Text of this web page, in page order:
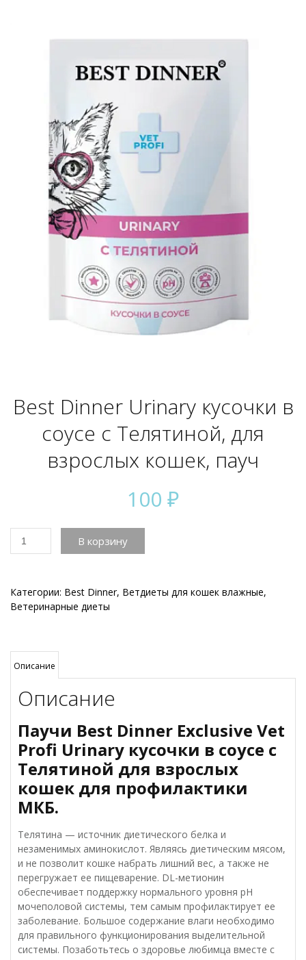
Best Dinner Urinary кусочки в
соусе с Телятиной, для
взрослых кошек, пауч
100 ₽
Количество
товара
Urinary
кусочки
с
Телятиной,
взрослых
кошек,
В корзину
Категории: Best Dinner, Ветдиеты для кошек влажные,
Ветеринарные диеты
Описание
Описание
Паучи Best Dinner Exclusive Vet
Profi Urinary кусочки в соусе с
Телятиной для взрослых
кошек для профилактики
МКБ.
Телятина — источник диетического белка и
незаменимых аминокислот. Являясь диетическим мясом,
и не позволит кошке набрать лишний вес, а также не
перегружает ее пищеварение. DL-метионин
обеспечивает поддержку нормального уровня рН
мочеполовой системы, тем самым профилактирует ее
заболевание. Большое содержание влаги необходимо
для правильного функционирования выделительной
системы. Позаботьтесь о здоровье любимца вместе с